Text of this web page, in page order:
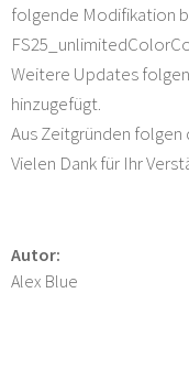
folgende Modifikation
Weitere Updates
hinzugefügt.
Aus Zeitgründen
Vielen Dank für Ihr
Autor:
Alex Blue